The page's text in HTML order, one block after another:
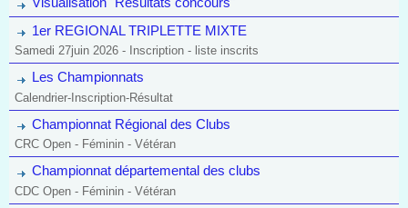
1er REGIONAL TRIPLETTE MIXTE
Samedi 27juin 2026 - Inscription - liste inscrits
Les Championnats
Calendrier-Inscription-Résultat
Championnat Régional des Clubs
CRC Open - Féminin - Vétéran
Championnat départemental des clubs
CDC Open - Féminin - Vétéran